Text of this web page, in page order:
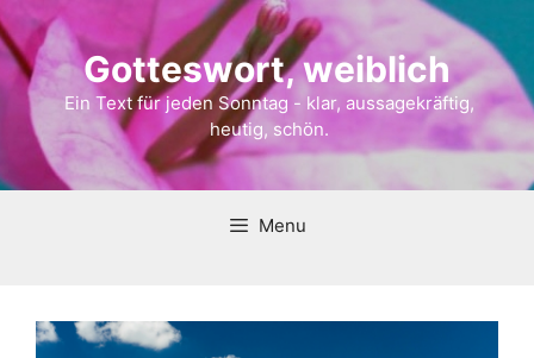
Gotteswort, weiblich
Ein Text für jeden Sonntag - klar, aussagekräftig,
heutig, schön.
Menu